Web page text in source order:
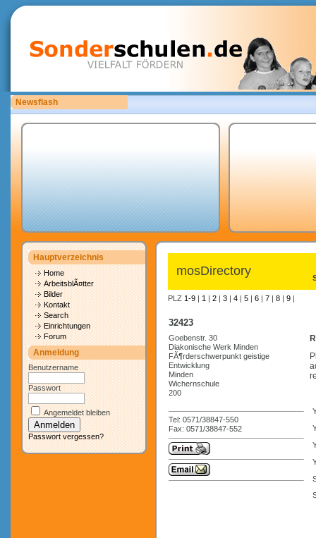
Newsflash
Sonderschulen.de ist auf der Suche nach Mitarbeitern.
Hauptverzeichnis
Home
ArbeitsblÃ¤tter
Bilder
Kontakt
Search
Einrichtungen
Forum
Anmeldung
Benutzername
Passwort
Angemeldet bleiben
Passwort vergessen?
mosDirectory
PLZ 1-9 | 1 | 2 | 3 | 4 | 5 | 6 | 7 | 8 | 9 |
32423
Goebenstr. 30
Diakonische Werk Minden
FÃ¶rderschwerpunkt geistige
Entwicklung
Minden
Wichernschule
200
Tel: 0571/38847-550
Fax: 0571/38847-552